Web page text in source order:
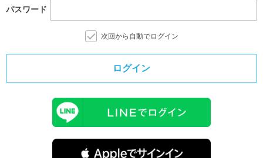
パスワード
次回から自動でログイン
ログイン